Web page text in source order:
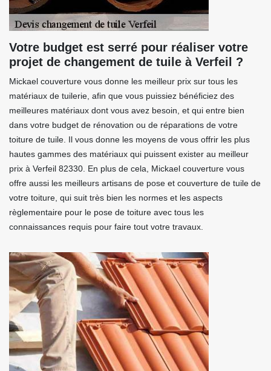
Votre budget est serré pour réaliser votre
projet de changement de tuile à Verfeil ?
Mickael couverture vous donne les meilleur prix sur tous les
matériaux de tuilerie, afin que vous puissiez bénéficiez des
meilleures matériaux dont vous avez besoin, et qui entre bien
dans votre budget de rénovation ou de réparations de votre
toiture de tuile. Il vous donne les moyens de vous offrir les plus
hautes gammes des matériaux qui puissent exister au meilleur
prix à Verfeil 82330. En plus de cela, Mickael couverture vous
offre aussi les meilleurs artisans de pose et couverture de tuile de
votre toiture, qui suit très bien les normes et les aspects
règlementaire pour le pose de toiture avec tous les
connaissances requis pour faire tout votre travaux.